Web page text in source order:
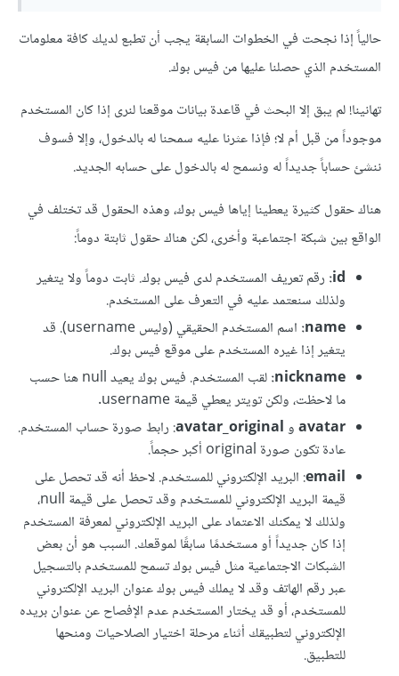
حالياً إذا نجحت في الخطوات السابقة يجب أن تطبع لديك كافة معلومات
المستخدم الذي حصلنا عليها من فيس بوك.
تهانينا! لم يبق إلا البحث في قاعدة بيانات موقعنا لنرى إذا كان المستخدم
موجوداً من قبل أم لا؛ فإذا عثرنا عليه سمحنا له بالدخول، وإلا فسوف
ننشئ حساباً جديداً له ونسمح له بالدخول على حسابه الجديد.
هناك حقول كثيرة يعطينا إياها فيس بوك، وهذه الحقول قد تختلف في
الواقع بين شبكة اجتماعبة وأخرى، لكن هناك حقول ثابتة دوماً:
id: رقم تعريف المستخدم لدى فيس بوك. ثابت دوماً ولا يتغير
ولذلك سنعتمد عليه في التعرف على المستخدم.
name:
اسم المستخدم الحقيقي (وليس username). قد
يتغير إذا غيره المستخدم على موقع فيس بوك.
nickname:
لقب المستخدم. فيس بوك يعيد null هنا حسب
ما لاحظت، ولكن تويتر يعطي قيمة username.
avatarو
: رابط صورة حساب المستخدم.
عادة تكون صورة original أكبر حجماً.
email: البريد الإلكتروني للمستخدم. لاحظ أنه قد تحصل على
قيمة البريد الإلكتروني للمستخدم وقد تحصل على قيمة null،
ولذلك لا يمكنك الاعتماد على البريد الإلكتروني لمعرفة المستخدم
إذا كان جديداً أو مستخدمًا سابقًا لموقعك. السبب هو أن بعض
الشبكات الاجتماعية مثل فيس بوك تسمح للمستخدم بالتسجيل
عبر رقم الهاتف وقد لا يملك فيس بوك عنوان البريد الإلكتروني
للمستخدم، أو قد يختار المستخدم عدم الإفصاح عن عنوان بريده
الإلكتروني لتطبيقك أثناء مرحلة اختيار الصلاحيات ومنحها
للتطبيق.